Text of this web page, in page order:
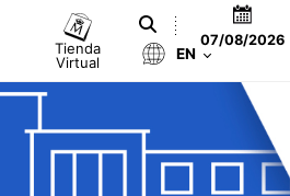
Tienda
Virtual
07/08/2026
EN